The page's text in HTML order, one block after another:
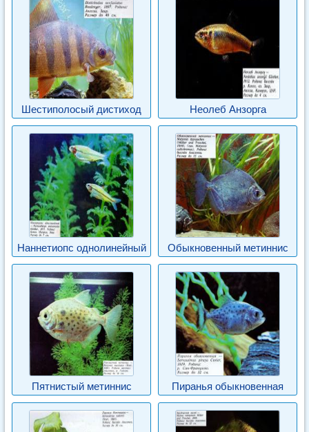
Шестиполосый дистиход Неолеб Анзорга
Наннетиопс однолинейный Обыкновенный метиннис
Пятнистый метиннис Пиранья обыкновенная